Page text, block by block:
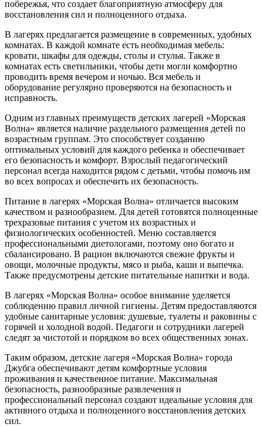
побережья, что создает благоприятную атмосферу для
восстановления сил и полноценного отдыха.
В лагерях предлагается размещение в современных, удобных
комнатах. В каждой комнате есть необходимая мебель:
кровати, шкафы для одежды, столы и стулья. Также в
комнатах есть светильники, чтобы дети могли комфортно
проводить время вечером и ночью. Вся мебель и
оборудование регулярно проверяются на безопасность и
исправность.
Одним из главных преимуществ детских лагерей «Морская
Волна» является наличие раздельного размещения детей по
возрастным группам. Это способствует созданию
оптимальных условий для каждого ребенка и обеспечивает
его безопасность и комфорт. Взрослый педагогический
персонал всегда находится рядом с детьми, чтобы помочь им
во всех вопросах и обеспечить их безопасность.
Питание в лагерях «Морская Волна» отличается высоким
качеством и разнообразием. Для детей готовятся полноценные
трехразовые питания с учетом их возрастных и
физиологических особенностей. Меню составляется
профессиональными диетологами, поэтому оно богато и
сбалансировано. В рацион включаются свежие фрукты и
овощи, молочные продукты, мясо и рыба, каши и выпечка.
Также предусмотрены детские питательные напитки и вода.
В лагерях «Морская Волна» особое внимание уделяется
соблюдению правил личной гигиены. Детям предоставляются
удобные санитарные условия: душевые, туалеты и раковины с
горячей и холодной водой. Педагоги и сотрудники лагерей
следят за чистотой и порядком во всех общественных зонах.
Таким образом, детские лагеря «Морская Волна» города
Джубга обеспечивают детям комфортные условия
проживания и качественное питание. Максимальная
безопасность, разнообразные развлечения и
профессиональный персонал создают идеальные условия для
активного отдыха и полноценного восстановления детских
сил.